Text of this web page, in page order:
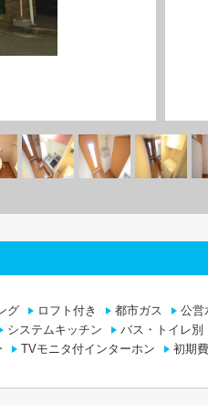
グ ロフト付き 都市ガス 公営
システムキッチン バス・トイレ別
TVモニタ付インターホン 初期